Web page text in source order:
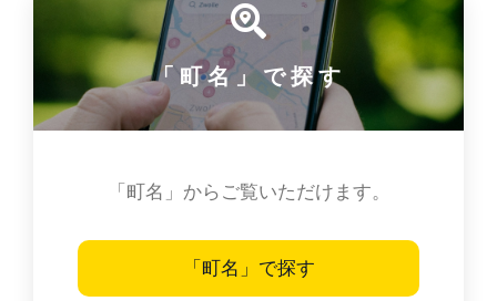
「町名」で探す
「町名」からご覧いただけます。
「町名」で探す